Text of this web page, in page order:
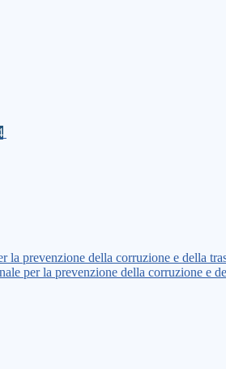
la prevenzione della corruzione e della
per la prevenzione della corruzione e